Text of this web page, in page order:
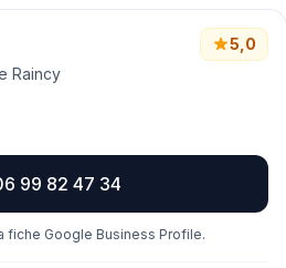
Raincy
5,0
99 82 47 34
fiche Google Business Profile.